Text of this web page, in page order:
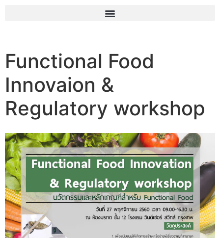
Functional Food
Innovaion &
Regulatory workshop